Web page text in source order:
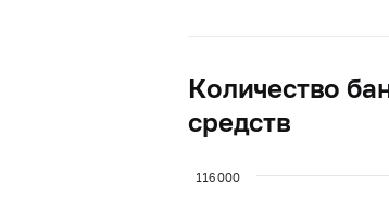
Количество
средств
116 000